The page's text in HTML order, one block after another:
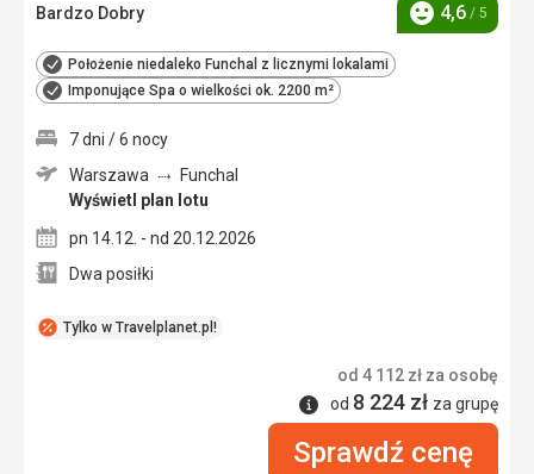
Bardzo Dobry
Ocena
4,6 / 5
Położenie niedaleko Funchal z licznymi lokalami
Imponujące Spa o wielkości ok. 2200 m²
Tylko w Travelplanet.pl!
7 dni / 6 nocy
Warszawa
Funchal
Wyświetl plan lotu
pn 14.12. - nd 20.12.2026
Dwa posiłki
od 4 112 zł za osobę
Informacje
od 8 224 zł za grupę
Sprawdź cenę